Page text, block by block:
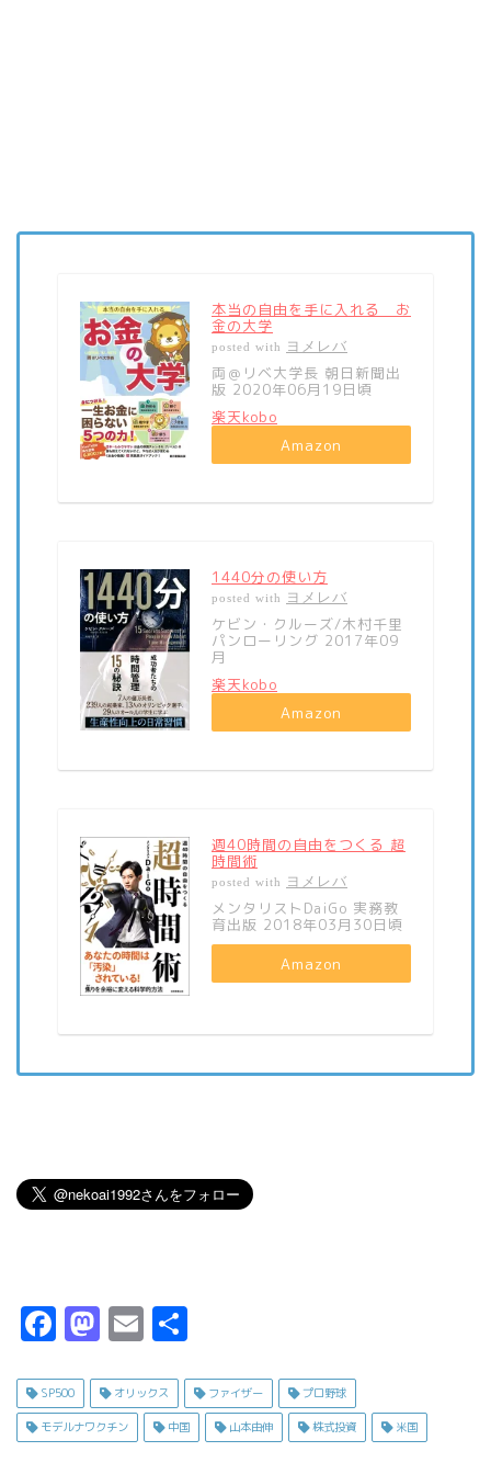
本当の自由を手に入れる お
金の大学
posted with ヨメレバ
両＠リベ大学長 朝日新聞出
版 2020年06月19日頃
楽天kobo
Amazon
1440分の使い方
posted with ヨメレバ
ケビン・クルーズ/木村千里
パンローリング 2017年09
月
楽天kobo
Amazon
週40時間の自由をつくる 超
時間術
posted with ヨメレバ
メンタリストDaiGo 実務教
育出版 2018年03月30日頃
Amazon
F
c
e
M
s
t
E
ai
l
SP500 オリックス ファイザー プロ野球
モデルナワクチン 中国 山本由伸 株式投資 米国